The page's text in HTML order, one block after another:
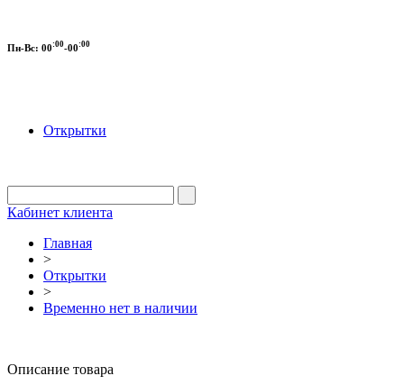
Пн-Вс: 00:00-00:00
Открытки
Кабинет клиента
Главная
>
Открытки
>
Временно нет в наличии
Описание товара